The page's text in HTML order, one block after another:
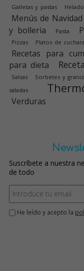
Galletas y pastas
Menús de Navidad
y bolleria
Pasta
Pizzas Platos de cuchara
Recetas para
para dieta
Salsas Sorbetes y
saladas
Verduras
Suscríbete a nuestra
de todo
He leído y acepto la